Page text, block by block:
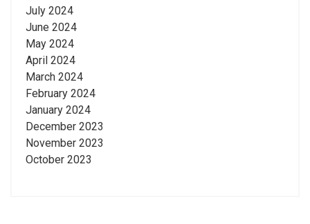
July 2024
June 2024
May 2024
April 2024
March 2024
February 2024
January 2024
December 2023
November 2023
October 2023